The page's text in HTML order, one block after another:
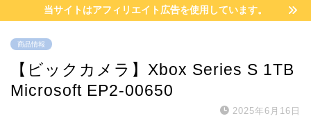
当サイトはアフィリエイト広告を使用しています。
商品情報
【ビックカメラ】Xbox Series S 1TB
Microsoft EP2-00650
2025年6月16日